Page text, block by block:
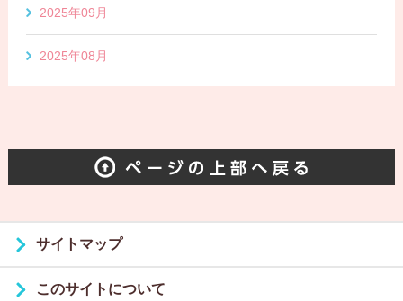
2025年09月
2025年08月
サイトマップ
このサイトについて